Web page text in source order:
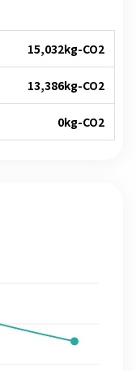
15,032kg-CO2
13,386kg-CO2
0kg-CO2